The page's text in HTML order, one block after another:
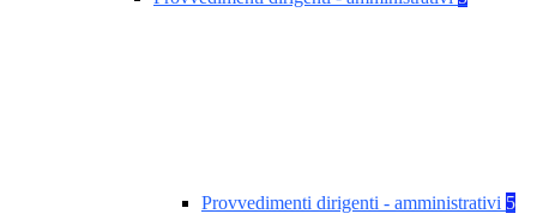
Provvedimenti dirigenti - amministrativi 5